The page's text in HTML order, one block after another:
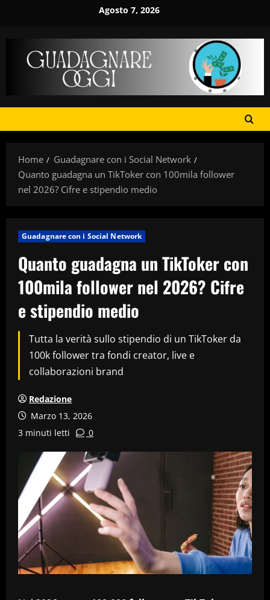
Agosto 7, 2026
Home
Guadagnare con i Social Network
Quanto guadagna un TikToker con 100mila follower
nel 2026? Cifre e stipendio medio
Guadagnare con i Social Network
Quanto guadagna un TikToker con
100mila follower nel 2026? Cifre
e stipendio medio
Tutta la verità sullo stipendio di un TikToker da
100k follower tra fondi creator, live e
collaborazioni brand
Redazione
Marzo 13, 2026
3 minuti letti
0